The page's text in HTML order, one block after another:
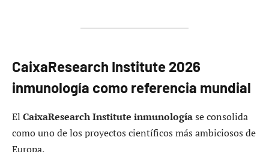
CaixaResearch Institute 2026
inmunología como referencia mundial
El CaixaResearch Institute inmunologíase consolida
como uno de los proyectos científicos más ambiciosos de
Europa.